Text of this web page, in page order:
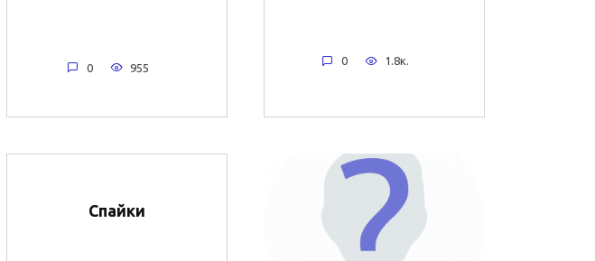
0 955
0 1.8к.
Спайки